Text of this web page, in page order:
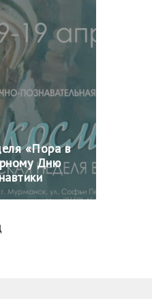
«Пора в
Дню